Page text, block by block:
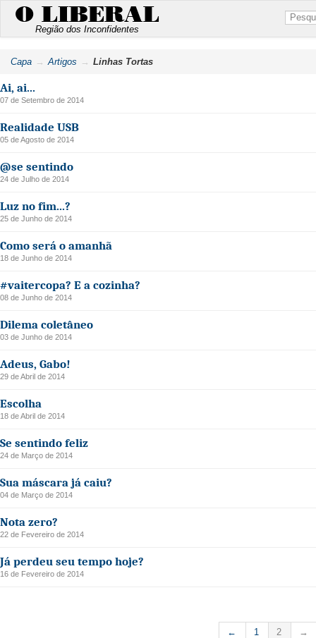
O LIBERAL
Região dos Inconfidentes
Capa Artigos Linhas Tortas
Ai, ai...
07 de Setembro de 2014
Realidade USB
05 de Agosto de 2014
@se sentindo
24 de Julho de 2014
Luz no fim...?
25 de Junho de 2014
Como será o amanhã
18 de Junho de 2014
#vaitercopa? E a cozinha?
08 de Junho de 2014
Dilema coletâneo
03 de Junho de 2014
Adeus, Gabo!
29 de Abril de 2014
Escolha
18 de Abril de 2014
Se sentindo feliz
24 de Março de 2014
Sua máscara já caiu?
04 de Março de 2014
Nota zero?
22 de Fevereiro de 2014
Já perdeu seu tempo hoje?
16 de Fevereiro de 2014
← 1 2 →